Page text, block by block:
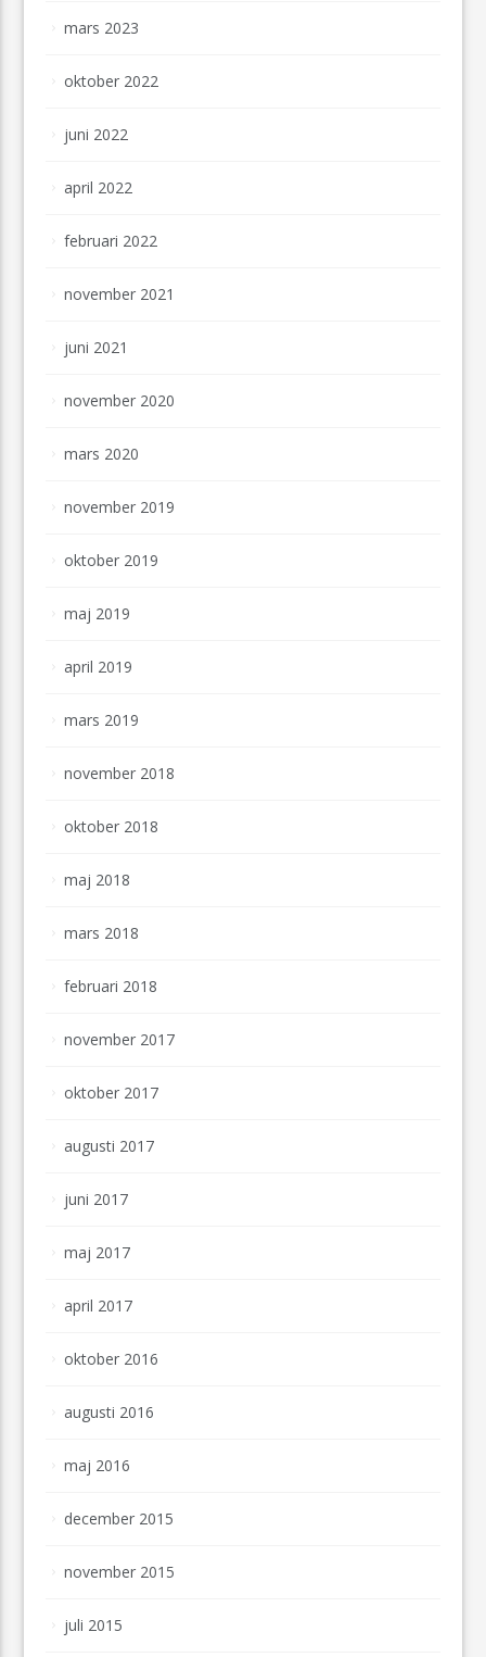
mars 2023
oktober 2022
juni 2022
april 2022
februari 2022
november 2021
juni 2021
november 2020
mars 2020
november 2019
oktober 2019
maj 2019
april 2019
mars 2019
november 2018
oktober 2018
maj 2018
mars 2018
februari 2018
november 2017
oktober 2017
augusti 2017
juni 2017
maj 2017
april 2017
oktober 2016
augusti 2016
maj 2016
december 2015
november 2015
juli 2015